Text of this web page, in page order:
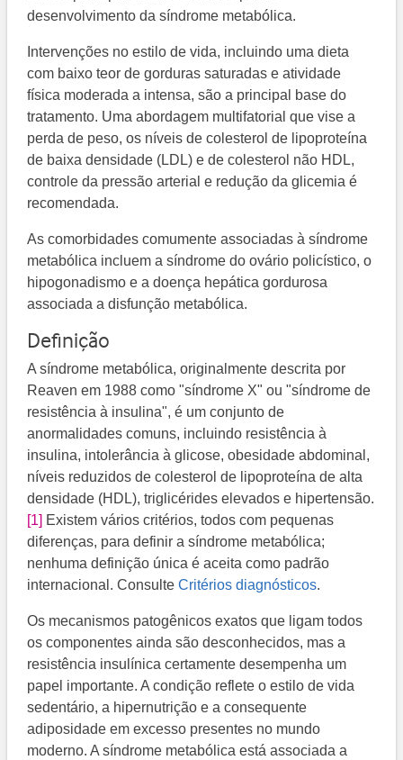
desenvolvimento da síndrome metabólica.
Intervenções no estilo de vida, incluindo uma dieta
com baixo teor de gorduras saturadas e atividade
física moderada a intensa, são a principal base do
tratamento. Uma abordagem multifatorial que vise a
perda de peso, os níveis de colesterol de lipoproteína
de baixa densidade (LDL) e de colesterol não HDL,
controle da pressão arterial e redução da glicemia é
recomendada.
As comorbidades comumente associadas à síndrome
metabólica incluem a síndrome do ovário policístico, o
hipogonadismo e a doença hepática gordurosa
associada a disfunção metabólica.
Definição
A síndrome metabólica, originalmente descrita por
Reaven em 1988 como "síndrome X" ou "síndrome de
resistência à insulina", é um conjunto de
anormalidades comuns, incluindo resistência à
insulina, intolerância à glicose, obesidade abdominal,
níveis reduzidos de colesterol de lipoproteína de alta
densidade (HDL), triglicérides elevados e hipertensão.
[1] ​ Existem vários critérios, todos com pequenas
diferenças, para definir a síndrome metabólica;
nenhuma definição única é aceita como padrão
internacional. ConsulteCritérios diagnósticos.
Os mecanismos patogênicos exatos que ligam todos
os componentes ainda são desconhecidos, mas a
resistência insulínica certamente desempenha um
papel importante. A condição reflete o estilo de vida
sedentário, a hipernutrição e a consequente
adiposidade em excesso presentes no mundo
moderno. A síndrome metabólica está associada a